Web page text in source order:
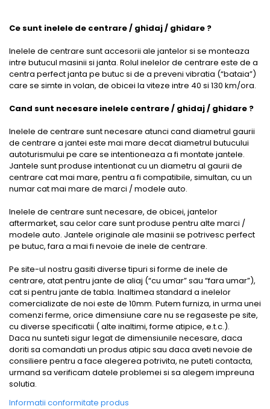
Ce sunt inelele de centrare / ghidaj / ghidare ?
Inelele de centrare sunt accesorii ale jantelor si se monteaza
intre butucul masinii si janta. Rolul inelelor de centrare este de a
centra perfect janta pe butuc si de a preveni vibratia (“bataia”)
care se simte in volan, de obicei la viteze intre 40 si 130 km/ora.
Cand sunt necesare inelele centrare / ghidaj / ghidare ?
Inelele de centrare sunt necesare atunci cand diametrul gaurii
de centrare a jantei este mai mare decat diametrul butucului
autoturismului pe care se intentioneaza a fi montate jantele.
Jantele sunt produse intentionat cu un diametru al gaurii de
centrare cat mai mare, pentru a fi compatibile, simultan, cu un
numar cat mai mare de marci / modele auto.
Inelele de centrare sunt necesare, de obicei, jantelor
aftermarket, sau celor care sunt produse pentru alte marci /
modele auto. Jantele originale ale masinii se potrivesc perfect
pe butuc, fara a mai fi nevoie de inele de centrare.
Pe site-ul nostru gasiti diverse tipuri si forme de inele de
centrare, atat pentru jante de aliaj (“cu umar” sau “fara umar”),
cat si pentru jante de tabla. Inaltimea standard a inelelor
comercializate de noi este de 10mm. Putem furniza, in urma unei
comenzi ferme, orice dimensiune care nu se regaseste pe site,
cu diverse specificatii ( alte inaltimi, forme atipice, e.t.c.).
Daca nu sunteti sigur legat de dimensiunile necesare, daca
doriti sa comandati un produs atipic sau daca aveti nevoie de
consiliere pentru a face alegerea potrivita, ne puteti contacta,
urmand sa verificam datele problemei si sa alegem impreuna
solutia.
Informatii conformitate produs